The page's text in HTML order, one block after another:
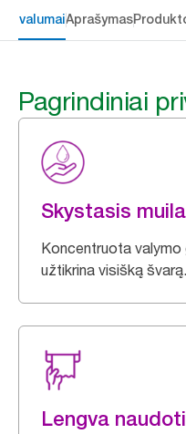
Aprašymas
Pagrindiniai
Skystasis
Koncentruota valymo
užtikrina visišką švarą.
Lengva naudoti